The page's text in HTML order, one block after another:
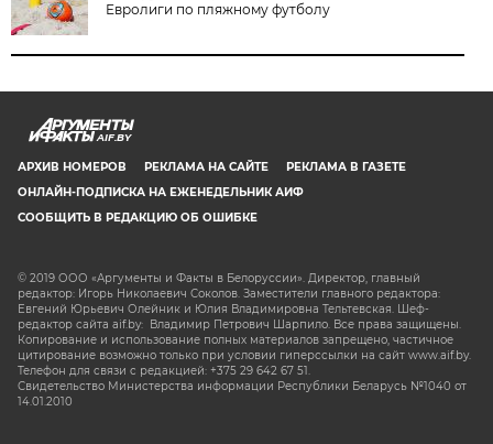
Евролиги по пляжному футболу
AIF.BY
АРХИВ НОМЕРОВ РЕКЛАМА НА САЙТЕ
РЕКЛАМА В ГАЗЕТЕ
ОНЛАЙН-ПОДПИСКА НА ЕЖЕНЕДЕЛЬНИК АИФ
СООБЩИТЬ В РЕДАКЦИЮ ОБ ОШИБКЕ
© 2019 ООО «Аргументы и Факты в Белоруссии». Директор, главный
редактор: Игорь Николаевич Соколов. Заместители главного редактора:
Евгений Юрьевич Олейник и Юлия Владимировна Тельтевская. Шеф-
редактор сайта aif.by: Владимир Петрович Шарпило. Все права защищены.
Копирование и использование полных материалов запрещено, частичное
цитирование возможно только при условии гиперссылки на сайт www.aif.by.
Телефон для связи с редакцией: +375 29 642 67 51.
Свидетельство Министерства информации Республики Беларусь №1040 от
14.01.2010